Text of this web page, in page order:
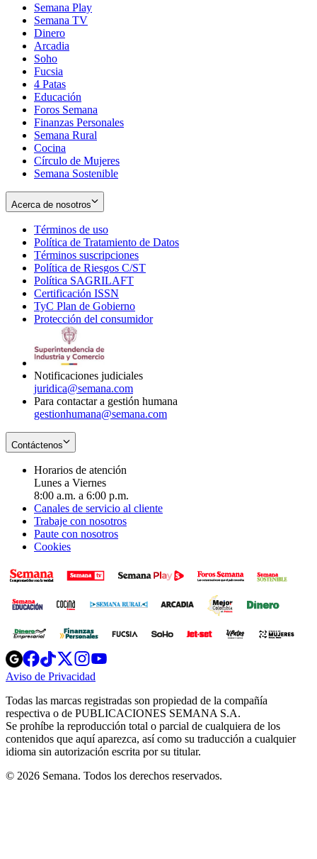
Semana Play
Semana TV
Dinero
Arcadia
Soho
in
new
window
Fucsia
in
new
window
4 Patas
Educación
Foros Semana
Finanzas Personales
Semana Rural
Cocina
Círculo de Mujeres
Semana Sostenible
Acerca de nosotros
Términos de uso
in
new
window
Política de Tratamiento de Datos
Términos suscripciones
in
Política de Riesgos C/ST
Política SAGRILAFT
new
window
Certificación ISSN
in
new
TyC Plan de Gobierno
in
Protección del consumidorOpens
Notificaciones judiciales
juridica@semana.com
Para contactar a gestión humana
gestionhumana@semana.com
Contáctenos
Horarios de atención
Lunes a Viernes
8:00 a.m. a 6:00 p.m.
Canales de servicio al cliente
Trabaje con nosotros
Paute con nosotros
Cookies
Opens
in
new
Opens
in
new
Opens
in
new
window
Opens
new
windowwindow
Aviso de Privacidad
new
window
Todas las marcas registradas son propiedad de la compañía
respectiva o de PUBLICACIONES SEMANA S.A.
Se prohíbe la reproducción total o parcial de cualquiera de los
contenidos que aquí aparezca, así como su traducción a cualquier
idioma sin autorización escrita por su titular.
© 2026 Semana. Todos los derechos reservados.